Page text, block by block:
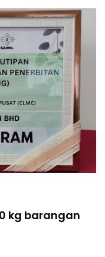
kg barangan